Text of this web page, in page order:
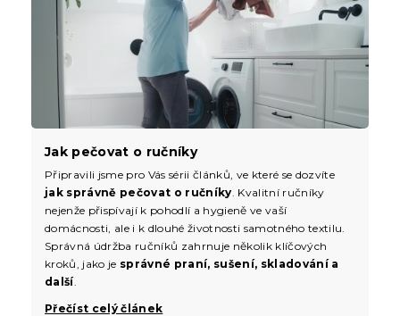
Jak pečovat o ručníky
Připravili jsme pro Vás sérii článků, ve které se dozvíte
jak správně pečovat o ručníky . Kvalitní ručníky
nejenže přispívají k pohodlí a hygieně ve vaší
domácnosti, ale i k dlouhé životnosti samotného textilu.
Správná údržba ručníků zahrnuje několik klíčových
kroků, jako je správné praní, sušení, skladování a
další.
Přečíst celý článek